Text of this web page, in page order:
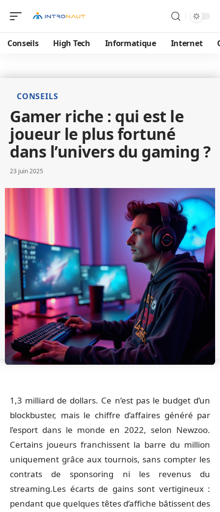
Conseils High Tech Informatique Internet
CONSEILS
Gamer riche : qui est le
joueur le plus fortuné
dans l’univers du gaming ?
23 juin 2025
1,3 milliard de dollars. Ce n’est pas le budget d’un
blockbuster, mais le chiffre d’affaires généré par
l’esport dans le monde en 2022, selon Newzoo.
Certains joueurs franchissent la barre du million
uniquement grâce aux tournois, sans compter les
contrats de sponsoring ni les revenus du
streaming.Les écarts de gains sont vertigineux :
pendant que quelques têtes d’affiche bâtissent des